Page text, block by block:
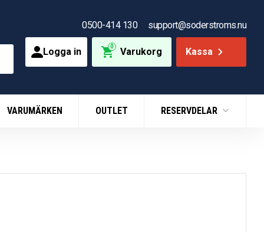
0500-414 130 support@soderstroms.nu
Logga in 0 Varukorg Kassa
VARUMÄRKEN OUTLET RESERVDELAR